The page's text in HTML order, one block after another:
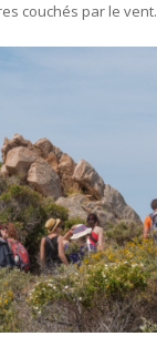
couchés par le vent.